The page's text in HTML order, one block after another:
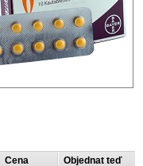
Cena Objednat teď